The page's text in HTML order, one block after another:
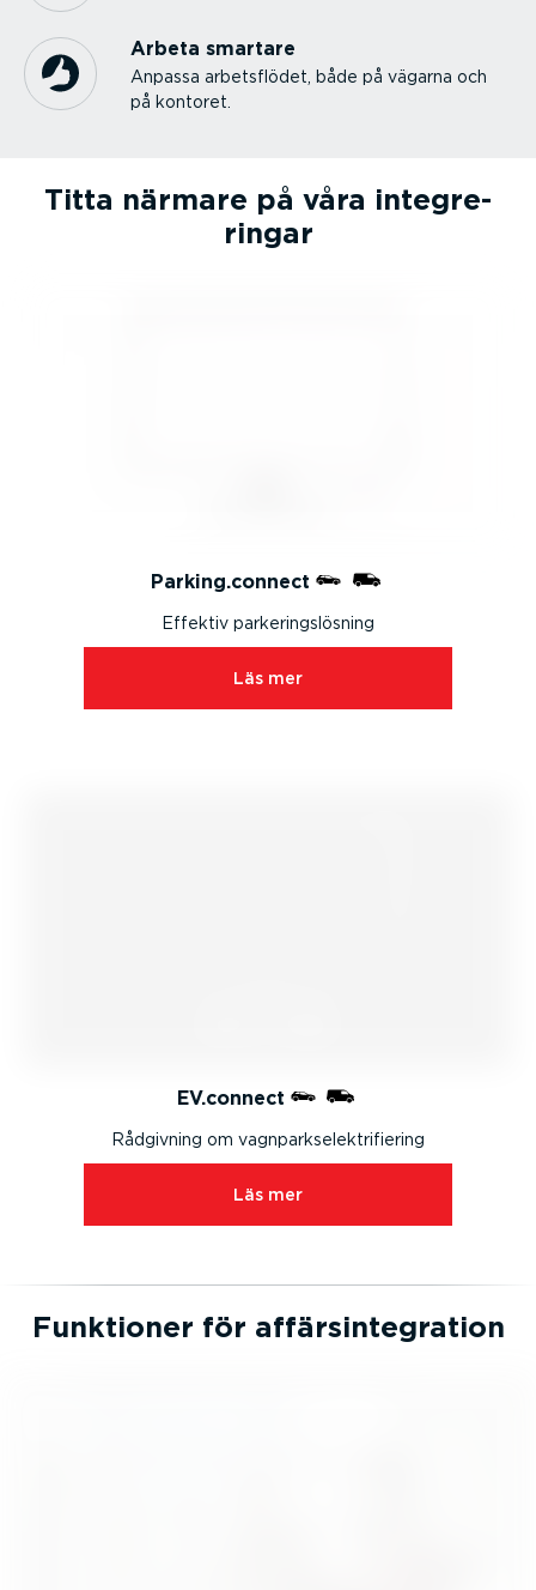
Arbeta smartare
Anpassa arbets­flödet, både på vägarna och
på kontoret.
Titta närmare på våra integre­
ringar
Parking.connect
Effektiv parke­rings­lösning
Läs mer
EV.connect
Rådgivning om vagnpark­se­lekt­ri­fi­ering
Läs mer
Funktioner för affärsin­teg­ration